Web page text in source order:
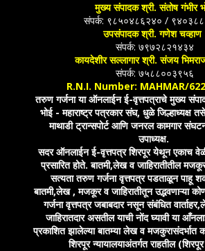
मुख्य संपादक श्री. संतोष गंभीर
संपर्क: ९८५०४८६२४० /
उपसंपादक श्री. गणेश चव्हाण
संपर्क: ७९७२८२१४३४
कायदेशीर सल्लागार श्री. संजय
संपर्क: ७५८८००३९५६
R.N.I. Number: MAHMAR/
तरुण गर्जना या ऑनलाईन ई-वृत्तपत्राचे मुख्य
भोई - महाराष्ट्र पत्रकार संघ, धुळे जिल्हाध्यक्ष
माथाडी ट्रान्सपोर्ट आणि जनरल कामगार
उपाध्यक्ष.
सदर ऑनलाईन ई-वृत्तपत्र शिरपूर येथून एकाच वेळी
प्रसारित होते. बातमी,लेख व जाहिरातीतील
सत्यता तरुण गर्जना वृत्तपत्र पडताळून पाहू
बातमी,लेख , मजकूर व जाहिरातीतून उद्भवणाऱ्या
गर्जना वृत्तपत्र जबाबदार नसून संबंधित
जाहिरातदार असतील याची नोंद घ्यावी या
प्रकाशित झालेल्या बातम्या लेख व मजकुरासंदर्भात
शिरपूर न्यायालयाअंतर्गत राहतील (शिरपूर